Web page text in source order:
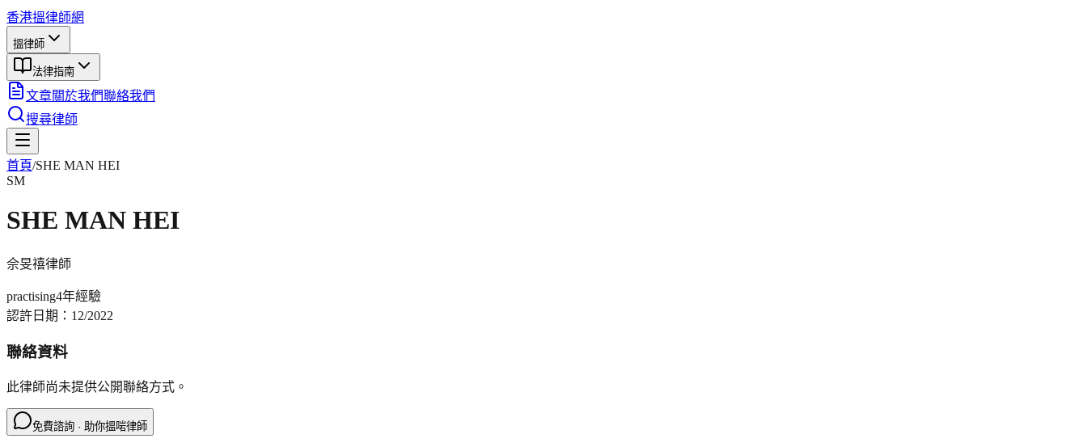
香港搵律師網
搵律師
法律指南
文章關於我們聯絡我們
搜尋律師
首頁/SHE MAN HEI
SM
SHE MAN HEI
佘旻禧律師
practising4年經驗
認許日期： 12/2022
聯絡資料
此律師尚未提供公開聯絡方式。
免費諮詢 · 助你搵啱律師